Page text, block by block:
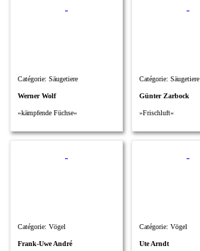
Catégorie: Säugetiere
Werner Wolf
»kämpfende Füchse«
Catégorie: Säugetiere
Günter Zarbock
»Frischluft«
Catégorie: Vögel
Frank-Uwe André
Catégorie: Vögel
Ute Arndt